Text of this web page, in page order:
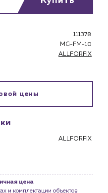
111378
MG-FM-10
ALLFORFIX
цены
ALLFORFIX
цена
и комплектации объектов